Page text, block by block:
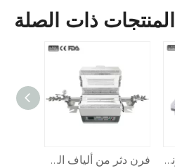
المنتجات ذات الصلة
0.1g التوازن الإلكتروني ميزان تحليلي إلكتروني 0.001 جرام (معايرة خارجية)